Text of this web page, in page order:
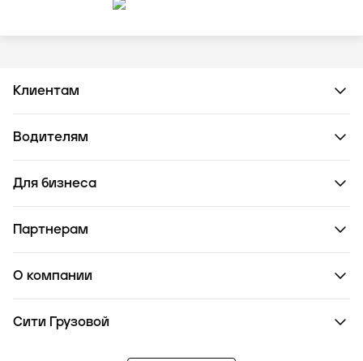
Клиентам
Водителям
Для бизнеса
Партнерам
О компании
Сити Грузовой